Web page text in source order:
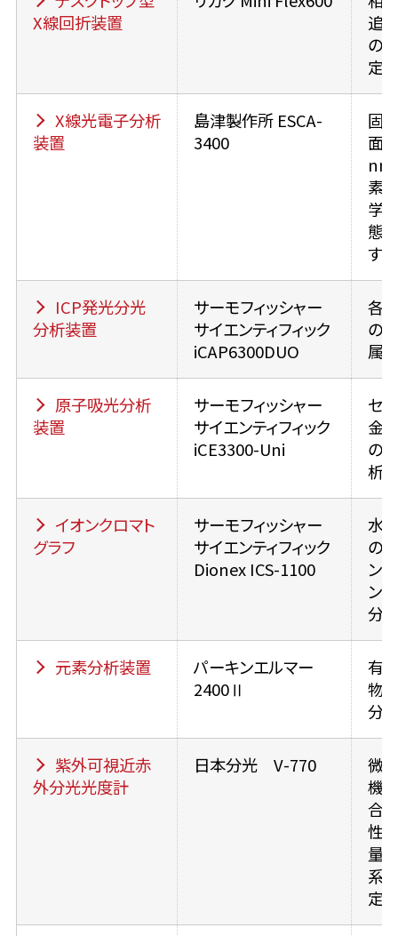
X線回折装置
追
の
定
X線光電子分析
装置
島津製作所 ESCA-
3400
固
面
nm
素
学
態
する
ICP発光分光
分析装置
サーモフィッシャー
サイエンティフィック
iCAP6300DUO
各
の
属
原子吸光分析
装置
サーモフィッシャー
サイエンティフィック
iCE3300-Uni
セラ
金
の
析
イオンクロマト
グラフ
サーモフィッシャー
サイエンティフィック
Dionex ICS-1100
水
の
ン
ン
分
元素分析装置
パーキンエルマー
2400Ⅱ
有
物
分
紫外可視近赤
外分光光度計
日本分光 V-770
微
機
合
性
量
系
定